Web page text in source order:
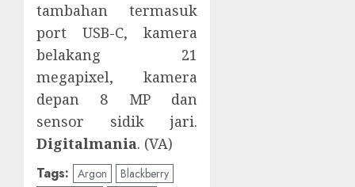
tambahan termasuk
port USB-C, kamera
belakang 21
megapixel, kamera
depan 8 MP dan
sensor sidik jari.
Digitalmania. (VA)
Tags: Argon
Blackberry